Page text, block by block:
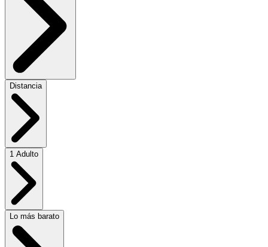
Distancia
1 Adulto
Lo más barato